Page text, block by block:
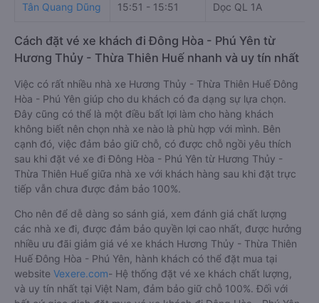
Tân Quang Dũng 15:51 - 15:51 Dọc QL 1A
Cách đặt vé xe khách đi Đông Hòa - Phú Yên từ
Hương Thủy - Thừa Thiên Huế nhanh và uy tín nhất
Việc có rất nhiều nhà xe Hương Thủy - Thừa Thiên Huế Đông
Hòa - Phú Yên giúp cho du khách có đa dạng sự lựa chọn.
Đây cũng có thể là một điều bất lợi làm cho hàng khách
không biết nên chọn nhà xe nào là phù hợp với mình. Bên
cạnh đó, việc đảm bảo giữ chỗ, có được chỗ ngồi yêu thích
sau khi đặt vé xe đi Đông Hòa - Phú Yên từ Hương Thủy -
Thừa Thiên Huế giữa nhà xe với khách hàng sau khi đặt trực
tiếp vẫn chưa được đảm bảo 100%.
Cho nên để dễ dàng so sánh giá, xem đánh giá chất lượng
các nhà xe đi, được đảm bảo quyền lợi cao nhất, được hưởng
nhiều ưu đãi giảm giá vé xe khách Hương Thủy - Thừa Thiên
Huế Đông Hòa - Phú Yên, hành khách có thể đặt mua tại
website Vexere.com- Hệ thống đặt vé xe khách chất lượng,
và uy tín nhất tại Việt Nam, đảm bảo giữ chỗ 100%. Đối với